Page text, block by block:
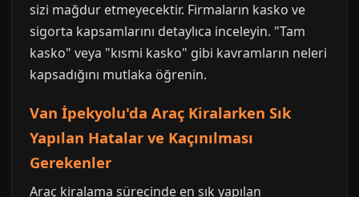
sizi mağdur etmeyecektir. Firmaların kasko ve
sigorta kapsamlarını detaylıca inceleyin. "Tam
kasko" veya "kısmi kasko" gibi kavramların neleri
kapsadığını mutlaka öğrenin.
Van İpekyolu'da Araç Kiralarken Sık
Yapılan Hatalar ve Kaçınılması
Gerekenler
Araç kiralama sürecinde en sık yapılan